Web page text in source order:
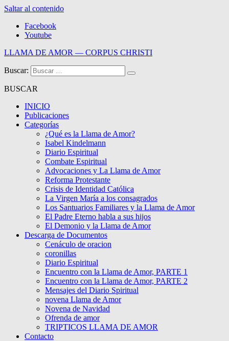
Saltar al contenido
Facebook
Youtube
LLAMA DE AMOR — CORPUS CHRISTI
Blog de la Llama de Amor
Buscar:
BUSCAR
INICIO
Publicaciones
Categorías
¿Qué es la Llama de Amor?
Isabel Kindelmann
Diario Espiritual
Combate Espiritual
Advocaciones y La Llama de Amor
Reforma Protestante
Crisis de Identidad Católica
La Virgen María a los consagrados
Los Santuarios Familiares y la Llama de Amor
El Padre Eterno habla a sus hijos
El Demonio y la Llama de Amor
Descarga de Documentos
Cenáculo de oracion
coronillas
Diario Espiritual
Encuentro con la Llama de Amor, PARTE 1
Encuentro con la Llama de Amor, PARTE 2
Mensajes del Diario Spiritual
novena Llama de Amor
Novena de Navidad
Ofrenda de amor
TRIPTICOS LLAMA DE AMOR
Contacto